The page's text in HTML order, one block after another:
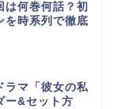
は何巻何話？初
を時系列で徹底
ラマ「彼女の私
ー&セット方